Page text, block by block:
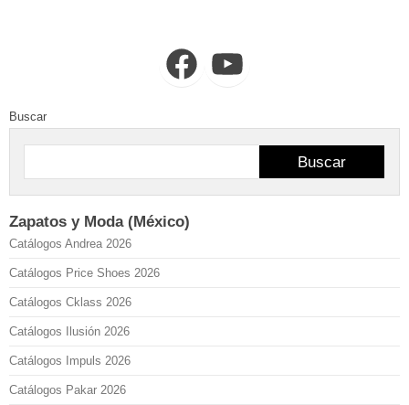
FacebookYouTube
Buscar
Buscar
Zapatos y Moda (México)
Catálogos Andrea 2026
Catálogos Price Shoes 2026
Catálogos Cklass 2026
Catálogos Ilusión 2026
Catálogos Impuls 2026
Catálogos Pakar 2026